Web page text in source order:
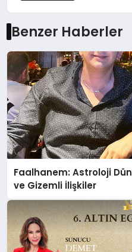
Benzer Haberler
Faalhanem: Astroloji
ve Gizemli İlişkiler